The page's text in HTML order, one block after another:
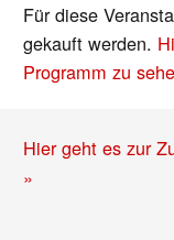
Für diese
gekauft werden.
Programm zu
Hier geht es zur
»